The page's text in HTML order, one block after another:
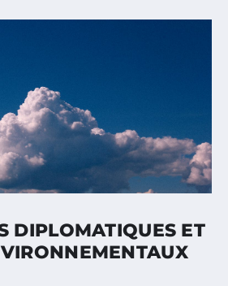
DIPLOMATIQUES ET